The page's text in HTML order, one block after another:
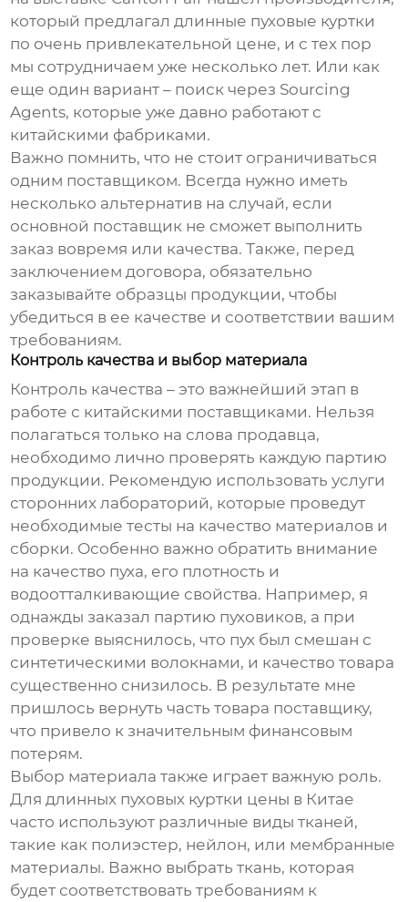
который предлагалдлинные пуховые куртки
по очень привлекательной цене, и с тех пор
мы сотрудничаем уже несколько лет. Или как
еще один вариант – поиск через Sourcing
Agents, которые уже давно работают с
китайскими фабриками.
Важно помнить, что не стоит ограничиваться
одним поставщиком. Всегда нужно иметь
несколько альтернатив на случай, если
основной поставщик не сможет выполнить
заказ вовремя или качества. Также, перед
заключением договора, обязательно
заказывайте образцы продукции, чтобы
убедиться в ее качестве и соответствии вашим
требованиям.
Контроль качества и выбор материала
Контроль качества – это важнейший этап в
работе с китайскими поставщиками. Нельзя
полагаться только на слова продавца,
необходимо лично проверять каждую партию
продукции. Рекомендую использовать услуги
сторонних лабораторий, которые проведут
необходимые тесты на качество материалов и
сборки. Особенно важно обратить внимание
на качество пуха, его плотность и
водоотталкивающие свойства. Например, я
однажды заказал партию пуховиков, а при
проверке выяснилось, что пух был смешан с
синтетическими волокнами, и качество товара
существенно снизилось. В результате мне
пришлось вернуть часть товара поставщику,
что привело к значительным финансовым
потерям.
Выбор материала также играет важную роль.
Длядлинных пуховых куртки цены в Китае
часто используют различные виды тканей,
такие как полиэстер, нейлон, или мембранные
материалы. Важно выбрать ткань, которая
будет соответствовать требованиям к